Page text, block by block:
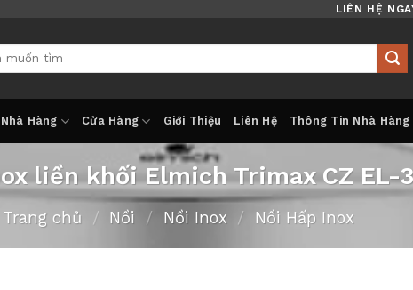
LIÊN HỆ
Hàng Cửa Hàng Giới Thiệu Liên Hệ Thông Tin Nhà Hàng
liền khối Elmich Trimax CZ EL-
Trang chủ / Nồi / Nồi Inox / Nồi Hấp Inox